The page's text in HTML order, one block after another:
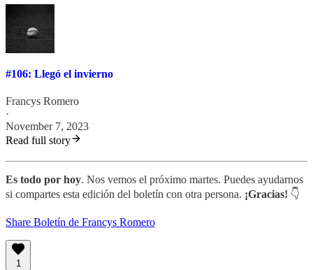
#106: Llegó el invierno
Francys Romero
·
November 7, 2023
Read full story
Es todo por hoy. Nos vemos el próximo martes. Puedes ayudarnos
si compartes esta edición del boletín con otra persona. ¡Gracias! 👇
Share Boletín de Francys Romero
1